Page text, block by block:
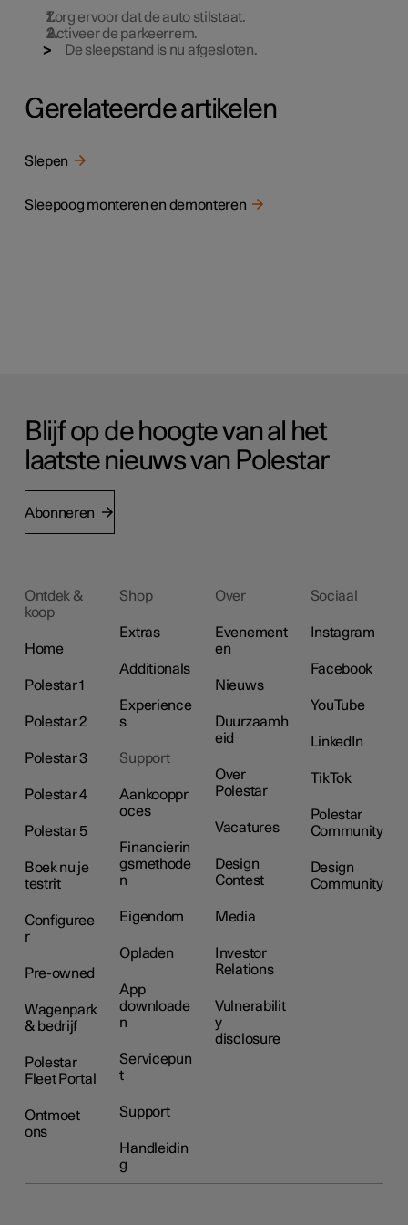
Zorg ervoor dat de auto stilstaat.
Activeer de parkeerrem.
De sleepstand is nu afgesloten.
Gerelateerde artikelen
Slepen
Sleepoog monteren en demonteren
Blijf op de hoogte van al het
laatste nieuws van Polestar
Abonneren
Ontdek &
koop
Home
Polestar 1
Polestar 2
Polestar 3
Polestar 4
Polestar 5
Boek nu je
testrit
Configuree
r
Pre-owned
Wagenpark
& bedrijf
Polestar
Fleet Portal
Ontmoet
ons
Shop
Extras
Additionals
Experience
s
Support
Aankooppr
oces
Financierin
gsmethode
n
Eigendom
Opladen
App
downloade
n
Servicepun
t
Support
Handleidin
g
Over
Evenement
en
Nieuws
Duurzaamh
eid
Over
Polestar
Vacatures
Design
Contest
Media
Investor
Relations
Vulnerabilit
y
disclosure
Sociaal
Instagram
Facebook
YouTube
LinkedIn
TikTok
Polestar
Community
Design
Community